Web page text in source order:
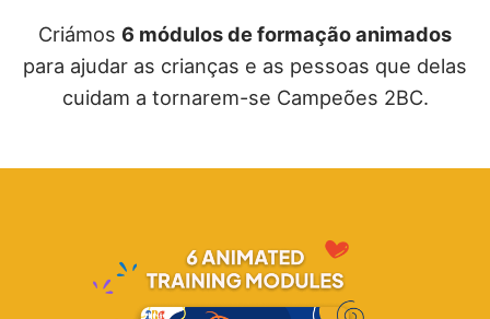
Criámos 6 módulos de formação animados
para ajudar as crianças e as pessoas que delas
cuidam a tornarem-se Campeões 2BC.